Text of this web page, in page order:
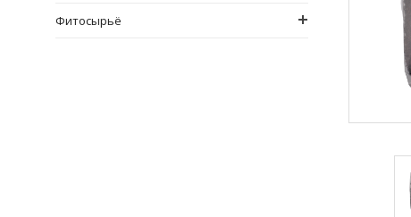
Фитосырьё